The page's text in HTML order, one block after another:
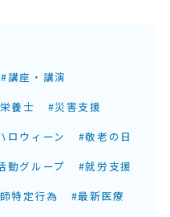
#講座・講演
養士
#災害支援
ロウィーン
#敬老の日
動グループ
#就労支援
特定行為
#最新医療